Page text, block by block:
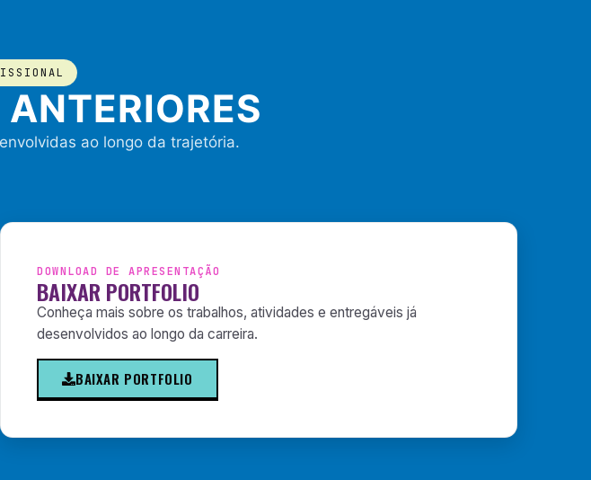
ao longo da trajetória.
DOWNLOAD DE APRESENTAÇÃO
BAIXAR PORTFOLIO
Conheça mais sobre os trabalhos, atividades e entregáveis já
desenvolvidos ao longo da carreira.
BAIXAR PORTFOLIO